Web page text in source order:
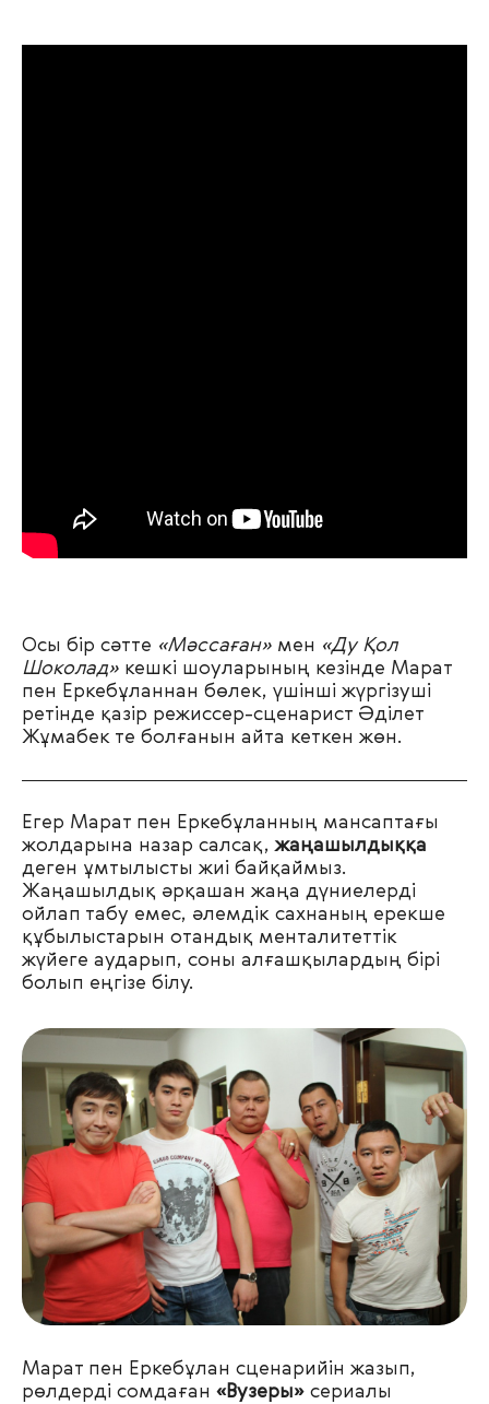
Осы бір сәтте «Мәссаған» мен «Ду Қол
Шоколад» кешкі шоуларының кезінде Марат
пен Еркебұланнан бөлек, үшінші жүргізуші
ретінде қазір режиссер-сценарист Әділет
Жұмабек те болғанын айта кеткен жөн.
Егер Марат пен Еркебұланның мансаптағы
жолдарына назар салсақ,жаңашылдыққа
деген ұмтылысты жиі байқаймыз.
Жаңашылдық әрқашан жаңа дүниелерді
ойлап табу емес, әлемдік сахнаның ерекше
құбылыстарын отандық менталитеттік
жүйеге аударып, соны алғашқылардың бірі
болып еңгізе білу.
Марат пен Еркебұлан сценарийін жазып,
рөлдерді сомдаған «Вузеры» сериалы